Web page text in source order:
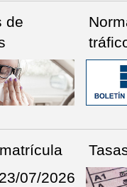
de
07/2026